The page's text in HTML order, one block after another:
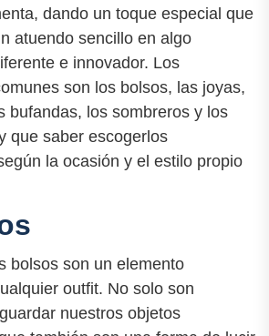
dando un toque especial que
atuendo sencillo en algo
e innovador. Los
son los bolsos, las joyas,
bufandas, los sombreros y los
que saber escogerlos
la ocasión y el estilo propio
bolsos son un elemento
outfit. No solo son
nuestros objetos